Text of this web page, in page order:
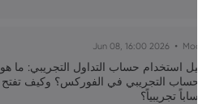
Moon
2026 Jun 08, 16:00
دليل استخدام حساب التداول التجريبي: ما هو
الحساب التجريبي في الفوركس؟ وكيف تفتح
حساباً تجريبياً؟